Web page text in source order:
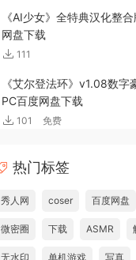
《AI少女》全特典汉化整
网盘下载
111
《艾尔登法环》v1.08数
PC百度网盘下载
101 免费
热门标签
秀人网 coser 百度网盘
微密圈 下载 ASMR
无水印 单机游戏 写真